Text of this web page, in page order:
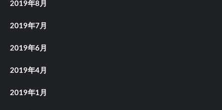
2019年8月
2019年7月
2019年6月
2019年4月
2019年1月